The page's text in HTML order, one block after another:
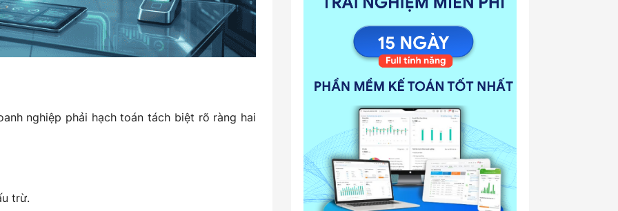
nghiệp phải hạch toán tách biệt rõ ràng hai
trừ.